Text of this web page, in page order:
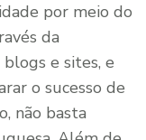
por meio do
da
e sites, e
o sucesso de
não basta